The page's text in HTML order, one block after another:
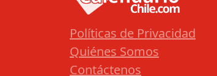
Políticas de Privacidad
Quiénes Somos
Contáctenos